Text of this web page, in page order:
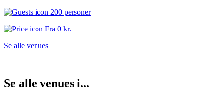
200 personer
Fra 0 kr.
Se alle venues
Se alle venues i...